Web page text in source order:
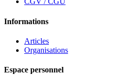
Informations
Articles
Organisations
Espace personnel